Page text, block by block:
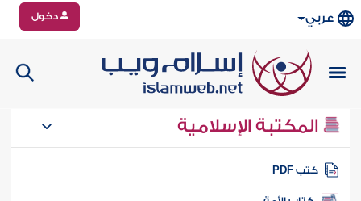
عربي دخول
المكتبة الإسلامية
كتب PDF